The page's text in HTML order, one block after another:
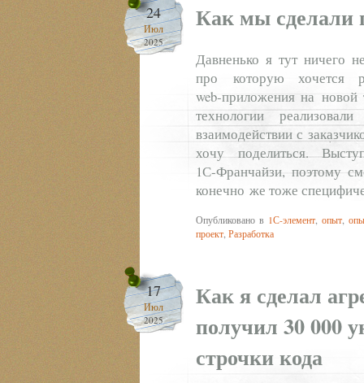
24
Июл
2025
Как мы сделали
Давненько я тут ничего
про которую хочется
web‑приложения на
технологии
взаимодействии с
хочу поделиться.
1С‑Франчайзи, поэтому
конечно же тоже
Опубликовано в 1С-элемент опыт
проект Разработка
17
Июл
2025
Как я сделал
получил 30 000
строчки кода